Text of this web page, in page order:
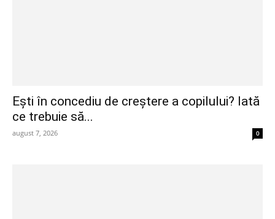
Ești în concediu de creștere a copilului? Iată
ce trebuie să...
august 7, 2026 0